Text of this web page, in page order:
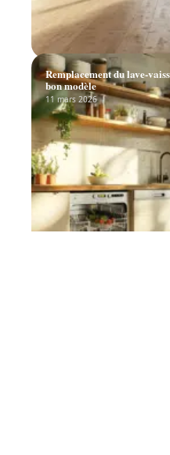
Remplacement du lave-
bon modèle
11 mars 2026